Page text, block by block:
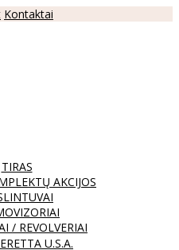
Kontaktai
TIRAS
AKCIJOS
/ REVOLVERIAI
U.S.A.